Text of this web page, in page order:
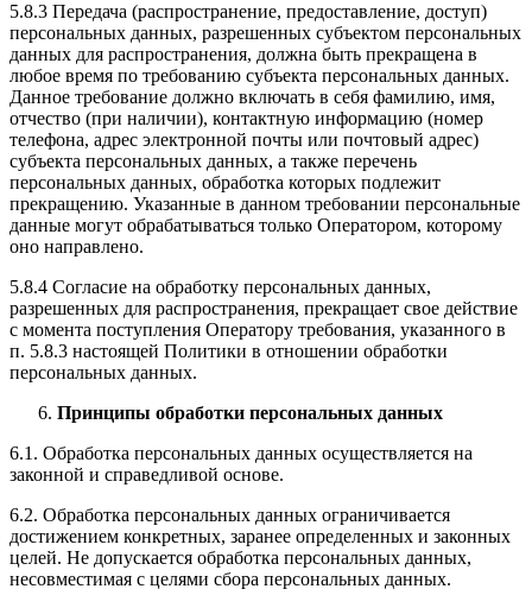
5.8.3 Передача (распространение, предоставление, доступ)
персональных данных, разрешенных субъектом персональных
данных для распространения, должна быть прекращена в
любое время по требованию субъекта персональных данных.
Данное требование должно включать в себя фамилию, имя,
отчество (при наличии), контактную информацию (номер
телефона, адрес электронной почты или почтовый адрес)
субъекта персональных данных, а также перечень
персональных данных, обработка которых подлежит
прекращению. Указанные в данном требовании персональные
данные могут обрабатываться только Оператором, которому
оно направлено.
5.8.4 Согласие на обработку персональных данных,
разрешенных для распространения, прекращает свое действие
с момента поступления Оператору требования, указанного в
п. 5.8.3 настоящей Политики в отношении обработки
персональных данных.
Принципы обработки персональных данных
6.1. Обработка персональных данных осуществляется на
законной и справедливой основе.
6.2. Обработка персональных данных ограничивается
достижением конкретных, заранее определенных и законных
целей. Не допускается обработка персональных данных,
несовместимая с целями сбора персональных данных.